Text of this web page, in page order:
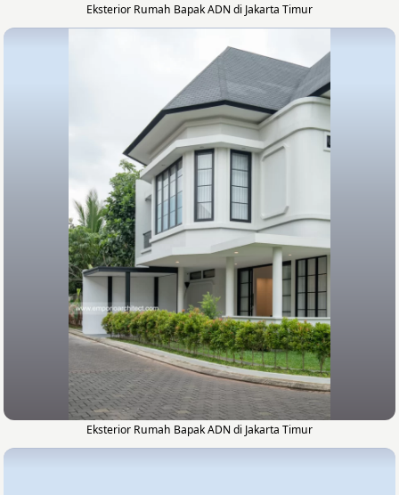
Eksterior Rumah Bapak ADN di Jakarta Timur
Eksterior Rumah Bapak ADN di Jakarta Timur